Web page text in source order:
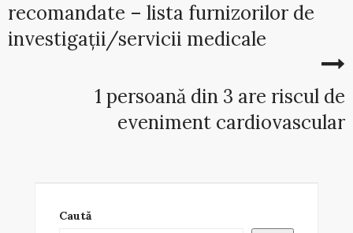
recomandate – lista furnizorilor de
investigații/servicii medicale
1 persoană din 3 are riscul de
eveniment cardiovascular
Caută